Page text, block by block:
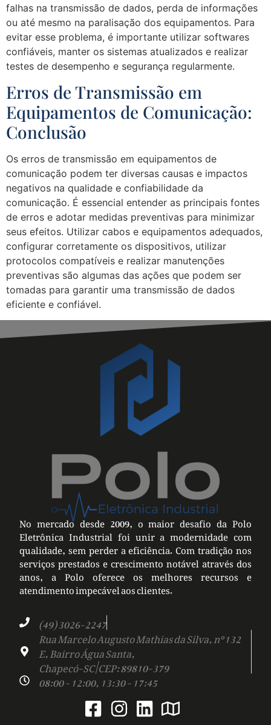
falhas na transmissão de dados, perda de informações
ou até mesmo na paralisação dos equipamentos. Para
evitar esse problema, é importante utilizar softwares
confiáveis, manter os sistemas atualizados e realizar
testes de desempenho e segurança regularmente.
Erros de Transmissão em
Equipamentos de Comunicação:
Conclusão
Os erros de transmissão em equipamentos de
comunicação podem ter diversas causas e impactos
negativos na qualidade e confiabilidade da
comunicação. É essencial entender as principais fontes
de erros e adotar medidas preventivas para minimizar
seus efeitos. Utilizar cabos e equipamentos adequados,
configurar corretamente os dispositivos, utilizar
protocolos compatíveis e realizar manutenções
preventivas são algumas das ações que podem ser
tomadas para garantir uma transmissão de dados
eficiente e confiável.
No mercado desde 2009, o maior desafio da Polo
Eletrônica Industrial foi unir a modernidade com
qualidade, sem perder a eficiência. Com tradição nos
serviços prestados e crescimento notável através dos
anos, a Polo oferece os melhores recursos e
atendimento impecável aos clientes.
(49) 3026-2247
Rua Marcelo Augusto Mathias da Silva, nº 132
E, Bairro Água Santa,
Chapecó-SC | CEP: 89810-379
08:00 - 12:00, 13:30 - 17:45